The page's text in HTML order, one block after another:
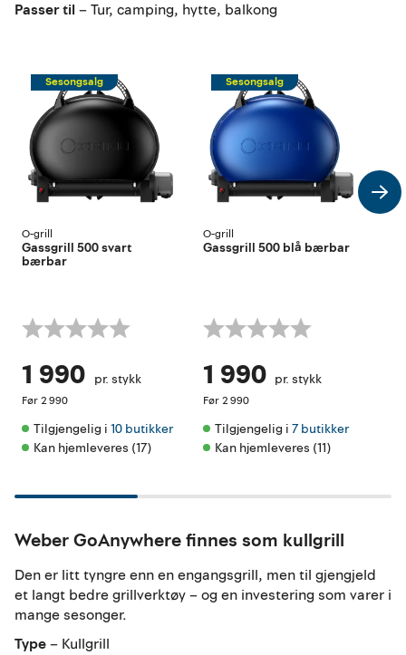
Passer til – Tur, camping, hytte, balkong
Sesongsalg
O-grill
Gassgrill 500 svart
bærbar
1 990 pr. stykk
Før2 990
Tilgjengelig i 10 butikker
Kan hjemleveres (17)
Sesongsalg
O-grill
Gassgrill 500 blå bærbar
1 990 pr. stykk
Før 2 990
Tilgjengelig i 7 butikker
Kan hjemleveres (11)
Weber GoAnywhere finnes som kullgrill
Den er litt tyngre enn en engangsgrill, men til gjengjeld
et langt bedre grillverktøy – og en investering som varer i
mange sesonger.
Type– Kullgrill